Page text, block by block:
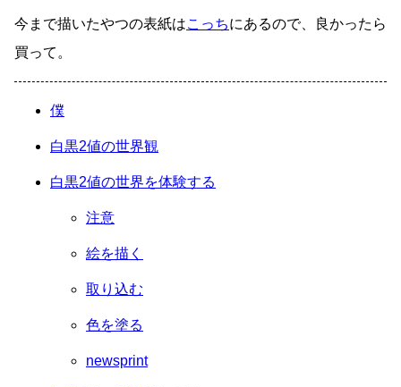
今まで描いたやつの表紙はこっちにあるので、良かったら
買って。
僕
白黒2値の世界観
白黒2値の世界を体験する
注意
絵を描く
取り込む
色を塗る
newsprint